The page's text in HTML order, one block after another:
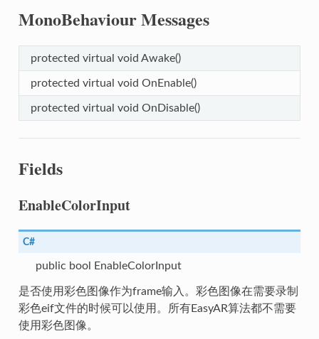
MonoBehaviour Messages
protected virtual void Awake()
protected virtual void OnEnable()
protected virtual void OnDisable()
Fields
EnableColorInput
C#
public bool EnableColorInput
是否使用彩色图像作为frame输入。彩色图像在需要录制
彩色eif文件的时候可以使用。所有EasyAR算法都不需要
使用彩色图像。